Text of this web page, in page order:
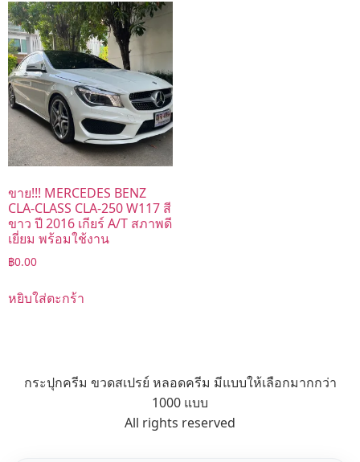
ขาย!!! MERCEDES BENZ
CLA-CLASS CLA-250 W117 สี
ขาว ปี 2016 เกียร์ A/T สภาพดี
เยี่ยม พร้อมใช้งาน
฿0.00
หยิบใส่ตะกร้า
กระปุกครีม ขวดสเปรย์ หลอดครีม มีแบบให้เลือกมากกว่า
1000 แบบ
All rights reserved